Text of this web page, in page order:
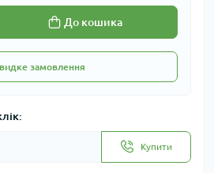
До кошика
замовлення
Купити